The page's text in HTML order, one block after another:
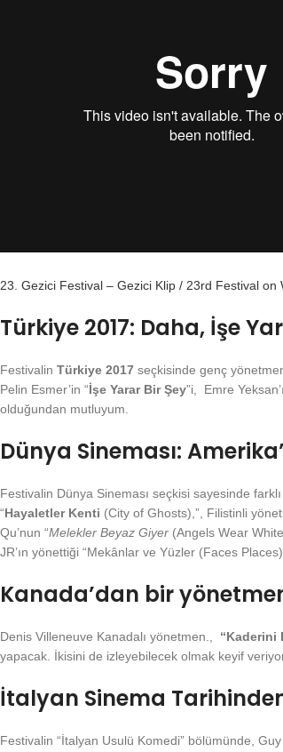
23. Gezici Festival – Gezici Klip / 23rd Festival on
Türkiye 2017: Daha, İşe
Festivalin Türkiye 2017 seçkisinde genç
Pelin Esmer’in “İşe Yarar Bir Şey”i, Emre
olduğundan mutluyum.
Dünya Sineması:
Festivalin Dünya Sineması seçkisi sayesinde
“Hayaletler Kenti (City of Ghosts),”, Filistinli
Qu’nun “Melekler Beyaz Giyer (Angels Wear
JR’ın yönettiği “Mekânlar ve Yüzler (Faces
Kanada’dan bir
Denis Villeneuve Kanadalı yönetmen., “Kaderini
yapacak. İkisini de izleyebilecek olmak keyif
İtalyan Sinema
Festivalin “İtalyan Usulü Komedi” bölümünde,